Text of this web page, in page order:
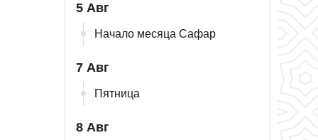
5 Авг
Начало месяца Сафар
7 Авг
Пятница
8 Авг